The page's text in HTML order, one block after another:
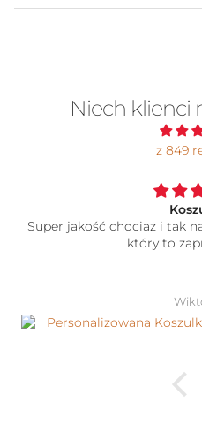
Niech klienci
z 849
Super jakość chociaż i tak
który to